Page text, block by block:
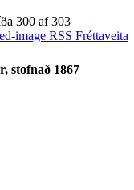
300 af 303
RSS Fréttaveita
stofnað 1867